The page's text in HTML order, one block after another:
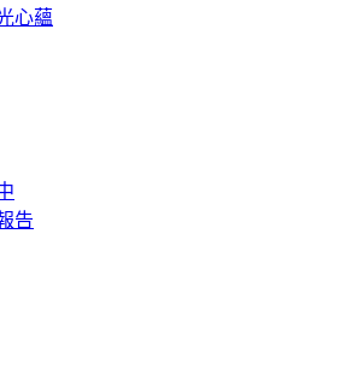
心蘊
告